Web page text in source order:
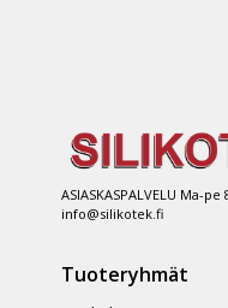
ASIASKASPALVELU Ma-
info@silikotek.fi
Tuoteryhmät